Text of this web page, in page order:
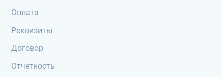
Оплата
Реквизиты
Договор
Отчетность